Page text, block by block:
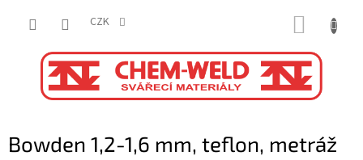
CZK
Bowden 1,2-1,6 mm, teflon, metráž